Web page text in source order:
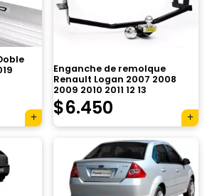
Enganche de remolque
Renault Logan 2007 2008
2009 2010 2011 12 13
El
precio
original
era:
$6.450
precio
actual
es: